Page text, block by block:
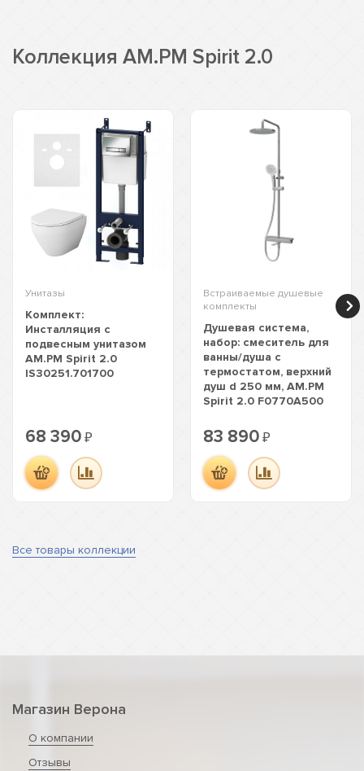
Коллекция AM.PM Spirit 2.0
Унитазы
Комплект:
Инсталляция с
подвесным унитазом
AM.PM Spirit 2.0
IS30251.701700
68 390 ₽
Встраиваемые душевые
комплекты
Душевая система,
набор: смеситель для
ванны/душа с
термостатом, верхний
душ d 250 мм, AM.PM
Spirit 2.0 F0770A500
83 890 ₽
Все товары коллекции
Магазин Верона
О компании
Отзывы